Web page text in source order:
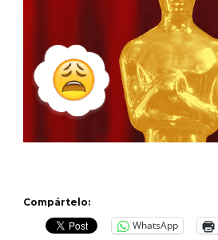
Compártelo:
WhatsApp